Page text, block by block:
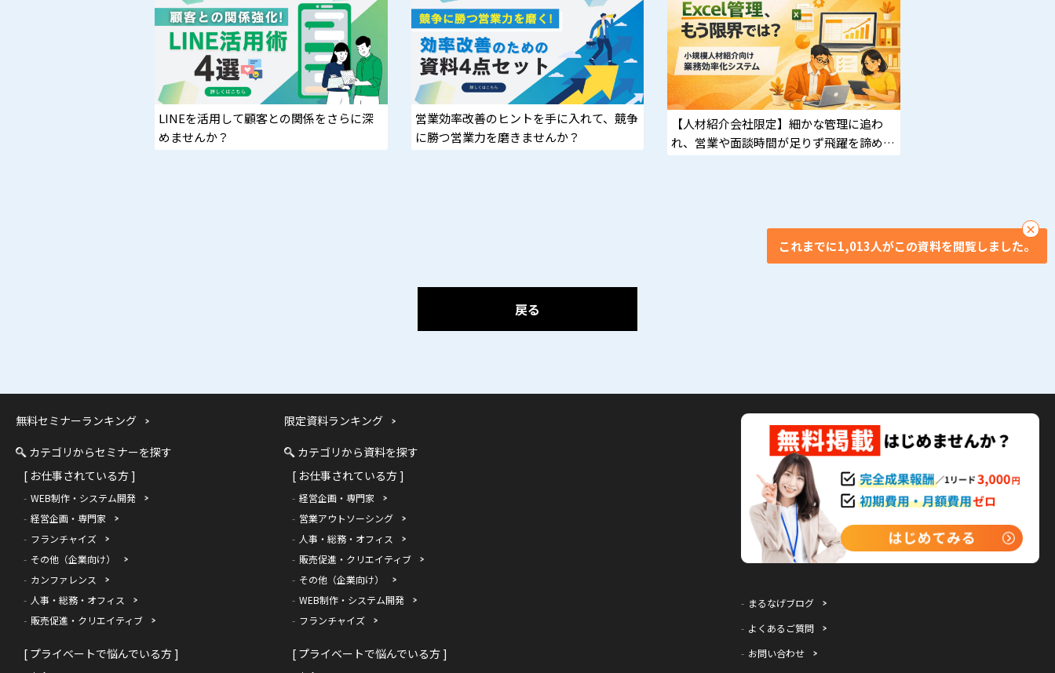
LINEを活用して顧客との関係をさらに深
めませんか？
営業効率改善のヒントを手に入れて、競争
に勝つ営業力を磨きませんか？
【人材紹介会社限定】細かな管理に追わ
れ、営業や面談時間が足りず飛躍を諦めか
×
これまでに1,013人がこの資料を閲覧しました。
戻る
無料セミナーランキング
カテゴリからセミナーを探す
[ お仕事されている方 ]
WEB制作・システム開発
経営企画・専門家
フランチャイズ
その他（企業向け）
カンファレンス
人事・総務・オフィス
販売促進・クリエイティブ
[ プライベートで悩んでいる方 ]
限定資料ランキング
カテゴリから資料を探す
[ お仕事されている方 ]
経営企画・専門家
営業アウトソーシング
人事・総務・オフィス
販売促進・クリエイティブ
その他（企業向け）
WEB制作・システム開発
フランチャイズ
[ プライベートで悩んでいる方 ]
まるなげブログ
よくあるご質問
お問い合わせ